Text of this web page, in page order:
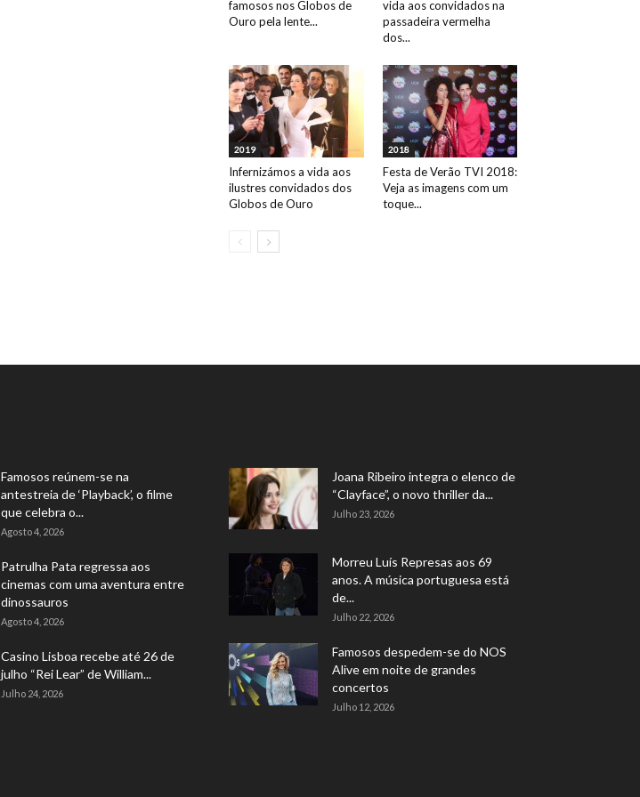
famosos nos Globos de
Ouro pela lente...
vida aos convidados na
passadeira vermelha
dos...
2019
Infernizámos a vida aos
ilustres convidados dos
Globos de Ouro
2018
Festa de Verão TVI 2018:
Veja as imagens com um
toque...
Famosos reúnem-se na
antestreia de ‘Playback’, o filme
que celebra o...
Agosto 4, 2026
Patrulha Pata regressa aos
cinemas com uma aventura entre
dinossauros
Agosto 4, 2026
Casino Lisboa recebe até 26 de
julho “Rei Lear” de William...
Julho 24, 2026
Joana Ribeiro integra o elenco de
“Clayface”, o novo thriller da...
Julho 23, 2026
Morreu Luís Represas aos 69
anos. A música portuguesa está
de...
Julho 22, 2026
Famosos despedem-se do NOS
Alive em noite de grandes
concertos
Julho 12, 2026